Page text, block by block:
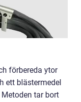
förbereda ytor
ett blästermedel
tar bort